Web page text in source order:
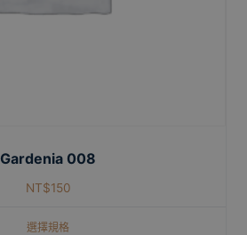
Gardenia 008
NT$150
選擇規格